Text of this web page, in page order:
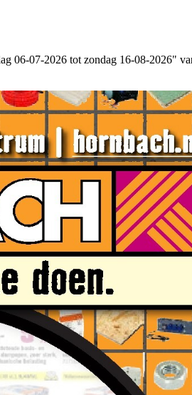
06-07-2026 tot zondag 16-08-2026"